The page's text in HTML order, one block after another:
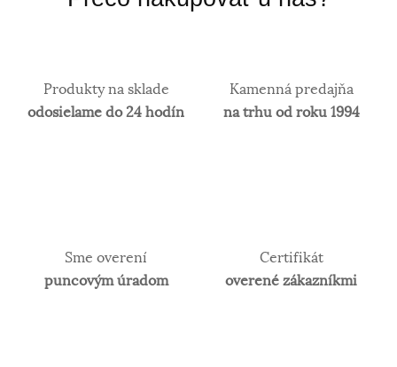
Produkty na sklade
odosielame do 24 hodín
Kamenná predajňa
na trhu od roku 1994
Sme overení
puncovým úradom
Certifikát
overené zákazníkmi